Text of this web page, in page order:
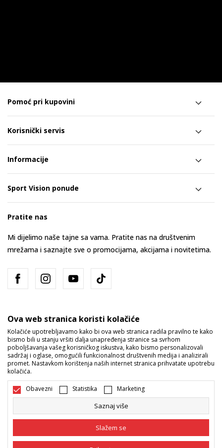
Pomoć pri kupovini
Korisnički servis
Informacije
Sport Vision ponude
Pratite nas
Mi dijelimo naše tajne sa vama. Pratite nas na društvenim
mrežama i saznajte sve o promocijama, akcijama i novitetima.
Bosna i Hercegovina Promijenite
Nastojimo da budemo što precizniji u opisu proizvoda, prikazu slika i
i bez grešaka. Svi artikli prikazani na sajtu su dio naše ponude i ne
podrazumijeva da su dostupni u svakom trenutku. Raspoloživost robe
Ova web stranica koristi kolačiće
Kolačiće upotrebljavamo kako bi ova web stranica radila pravilno te kako
bismo bili u stanju vršiti dalja unapređenja stranice sa svrhom
poboljšavanja vašeg korisničkog iskustva, kako bismo personalizovali
sadržaj i oglase, omogućili funkcionalnost društvenih medija i analizirali
promet. Nastavkom korištenja naših internet stranica prihvatate upotrebu
kolačića.
Obavezni Statistika Marketing
Saznaj više
Slažem se